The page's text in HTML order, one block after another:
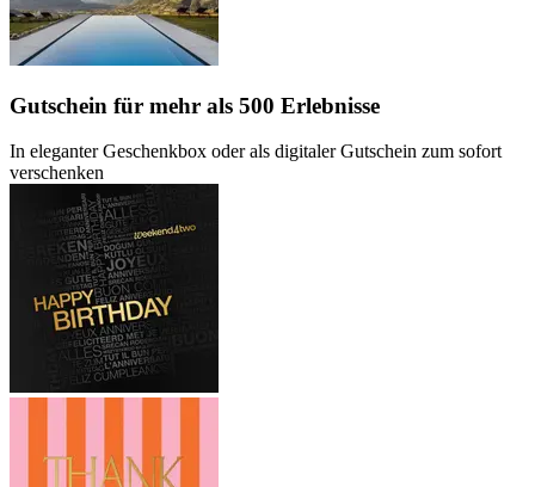
Gutschein für mehr als 500 Erlebnisse
In eleganter Geschenkbox oder als digitaler Gutschein zum sofort
verschenken